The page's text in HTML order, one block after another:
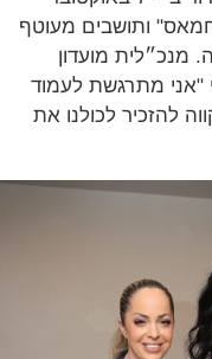
ותושבים מעוטף
מועדון
מתרגשת לעמוד
לכולנו את